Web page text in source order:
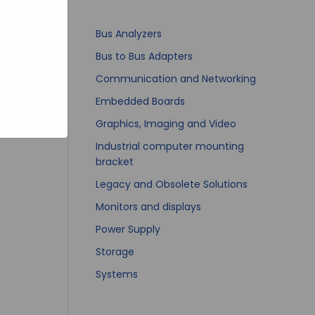
Bus Analyzers
Bus to Bus Adapters
Communication and Networking
Embedded Boards
Graphics, Imaging and Video
Industrial computer mounting
bracket
Legacy and Obsolete Solutions
Monitors and displays
Power Supply
Storage
Systems
van